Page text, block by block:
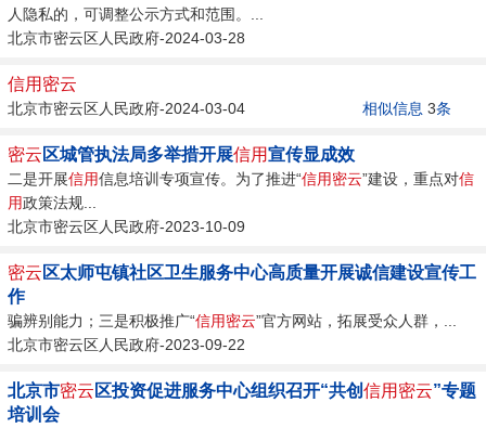
人隐私的，可调整公示方式和范围。...
北京市密云区人民政府-2024-03-28
信用 密云
北京市密云区人民政府-2024-03-04 相似信息 3条
密云 区城管执法局多举措开展信用宣传显成效
二是开展信用信息培训专项宣传。为了推进“信用密云”建设，重点对信
用政策法规...
北京市密云区人民政府-2023-10-09
密云 区太师屯镇社区卫生服务中心高质量开展诚信建设宣传工
作
骗辨别能力；三是积极推广“信用密云”官方网站，拓展受众人群，...
北京市密云区人民政府-2023-09-22
北京市密云 区投资促进服务中心组织召开“共创信用 密云”专题
培训会